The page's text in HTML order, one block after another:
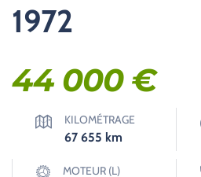
1972
44 000€
KILOMÉTRAGE
67 655 km
MOTEUR (L)